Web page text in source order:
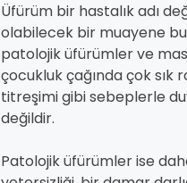
Üfürüm bir hastalık adı
olabilecek bir muayene
patolojik üfürümler ve
çocukluk çağında çok
titreşimi gibi sebeplerle
değildir.
Patolojik üfürümler ise